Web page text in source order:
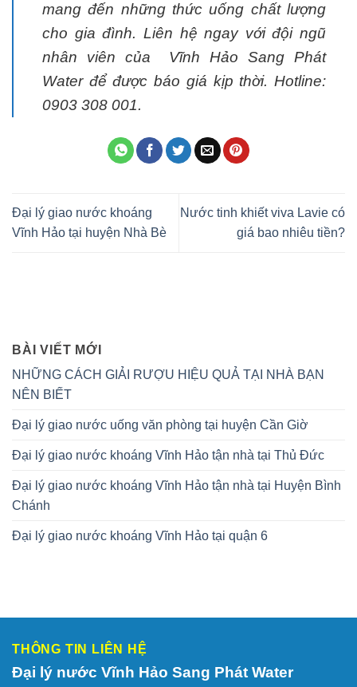
mang đến những thức uống chất lượng
cho gia đình. Liên hệ ngay với đội ngũ
nhân viên của Vĩnh Hảo Sang Phát
Water để được báo giá kịp thời. Hotline:
0903 308 001.
Đại lý giao nước khoáng
Vĩnh Hảo tại huyện Nhà Bè
Nước tinh khiết viva Lavie có
giá bao nhiêu tiền?
BÀI VIẾT MỚI
NHỮNG CÁCH GIẢI RƯỢU HIỆU QUẢ TẠI NHÀ BẠN
NÊN BIẾT
Đại lý giao nước uống văn phòng tại huyện Cần Giờ
Đại lý giao nước khoáng Vĩnh Hảo tận nhà tại Thủ Đức
Đại lý giao nước khoáng Vĩnh Hảo tận nhà tại Huyện Bình
Chánh
Đại lý giao nước khoáng Vĩnh Hảo tại quận 6
THÔNG TIN LIÊN HỆ
Đại lý nước Vĩnh Hảo Sang Phát Water